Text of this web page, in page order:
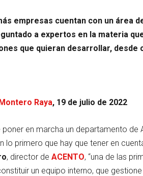
empresas cuentan con un área
a expertos en la materia
que quieran desarrollar,
Raya, 19 de julio de 2022
poner en marcha un departamento de
lo primero que hay que tener en
, director de ACENTO, “una de las
un equipo interno, que